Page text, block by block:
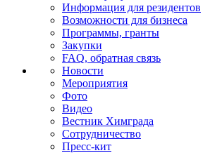
Информация для резидентов
Возможности для бизнеса
Программы, гранты
Закупки
FAQ, обратная связь
Новости
Мероприятия
Фото
Видео
Вестник Химграда
Сотрудничество
Пресс-кит